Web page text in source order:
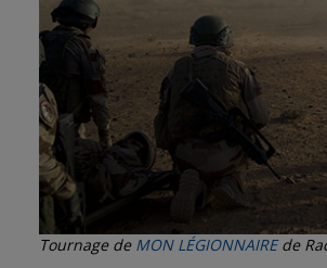
Tournage de MON LÉGIONNAIREde